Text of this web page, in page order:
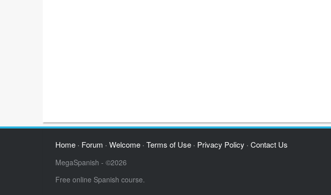
Home· Forum · Welcome· Terms of Use· Privacy Policy · Contact Us
MegaSpanish - ©2026
Free online Spanish course.